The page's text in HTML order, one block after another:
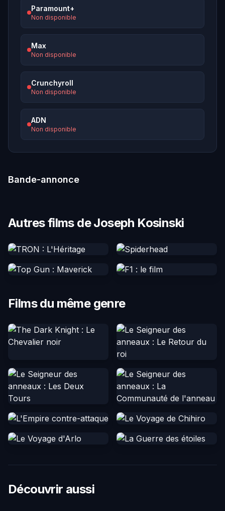
Paramount+
Non disponible
Max
Non disponible
Crunchyroll
Non disponible
ADN
Non disponible
Bande-annonce
Autres films de Joseph Kosinski
Films du même genre
Découvrir aussi